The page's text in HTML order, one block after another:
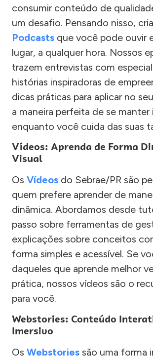
consumir conteúdo de
um desafio. Pensando nisso,
Podcasts que você pode ouvir
lugar, a qualquer hora. Nossos
trazem entrevistas com
histórias inspiradoras de
dicas práticas para aplicar no
a maneira perfeita de se
enquanto você cuida das suas
Vídeos: Aprenda de Forma
Visual
Os Vídeos do Sebrae/PR são
quem prefere aprender de
dinâmica. Abordamos desde
passo sobre ferramentas de
explicações sobre conceitos
forma simples e acessível. Se
daqueles que aprende melhor
prática, nossos vídeos são o
para você.
Webstories: Conteúdo
Imersivo
Os Webstories são uma forma